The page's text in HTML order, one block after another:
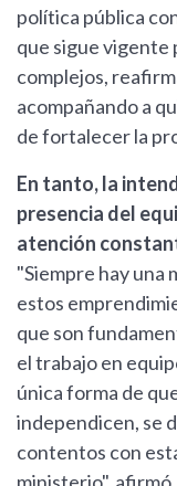
política pública
que sigue vigente
complejos,
acompañando a
de fortalecer la
En tanto, la
presencia del
atención
"Siempre hay una
estos
que son
el trabajo en
única forma de
independicen, se
contentos con
ministerio", afirmó.